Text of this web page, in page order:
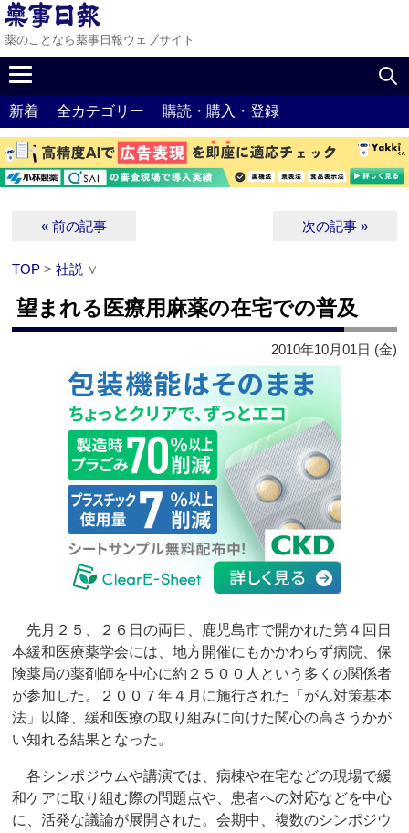
薬のことなら薬事日報ウェブサイト
新着 全カテゴリー 購読・購入・登録
« 前の記事 次の記事 »
TOP >社説 ∨
望まれる医療用麻薬の在宅での普及
2010年10月01日 (金)
先月２５、２６日の両日、鹿児島市で開かれた第４回日
本緩和医療薬学会には、地方開催にもかかわらず病院、保
険薬局の薬剤師を中心に約２５００人という多くの関係者
が参加した。２００７年４月に施行された「がん対策基本
法」以降、緩和医療の取り組みに向けた関心の高さうかが
い知れる結果となった。
各シンポジウムや講演では、病棟や在宅などの現場で緩
和ケアに取り組む際の問題点や、患者への対応などを中心
に、活発な議論が展開された。会期中、複数のシンポジウ